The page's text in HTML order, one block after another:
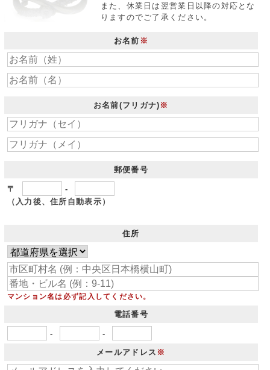
また、休業日は翌営業日以降の対応とな
りますのでご了承ください。
お名前 ※
お名前(フリガナ) ※
郵便番号
〒
-
（入力後、住所自動表示）
住所
マンション名は必ず記入してください。
電話番号
- -
メールアドレス ※